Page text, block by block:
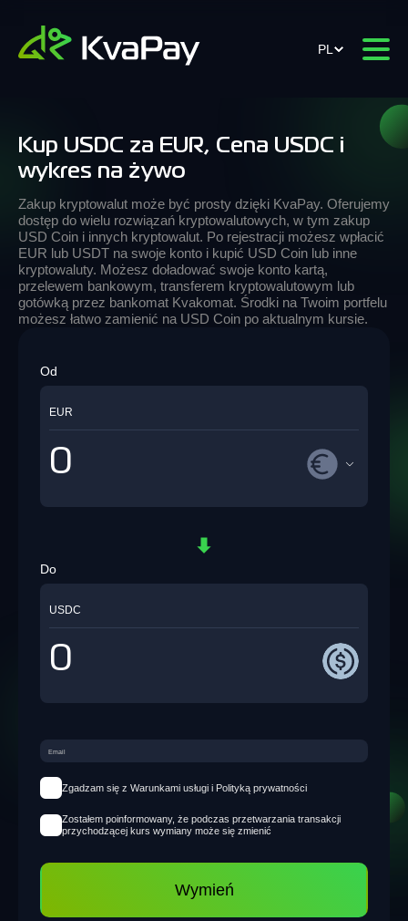
PL
Kup USDC za EUR, Cena USDC i
wykres na żywo
Zakup kryptowalut może być prosty dzięki KvaPay. Oferujemy
dostęp do wielu rozwiązań kryptowalutowych, w tym zakup
USD Coin i innych kryptowalut. Po rejestracji możesz wpłacić
EUR lub USDT na swoje konto i kupić USD Coin lub inne
kryptowaluty. Możesz doładować swoje konto kartą,
przelewem bankowym, transferem kryptowalutowym lub
gotówką przez bankomat Kvakomat. Środki na Twoim portfelu
możesz łatwo zamienić na USD Coin po aktualnym kursie.
Od
EUR
Do
USDC
Zgadzam się z Warunkami usługi i Polityką prywatności
Zostałem poinformowany, że podczas przetwarzania transakcji
przychodzącej kurs wymiany może się zmienić
Wymień